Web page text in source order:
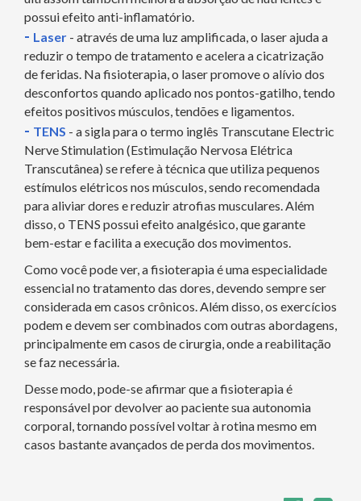
possui efeito anti-inflamatório.
- Laser - através de uma luz amplificada, o laser ajuda a
reduzir o tempo de tratamento e acelera a cicatrização
de feridas. Na fisioterapia, o laser promove o alívio dos
desconfortos quando aplicado nos pontos-gatilho, tendo
efeitos positivos músculos, tendões e ligamentos.
- TENS - a sigla para o termo inglês Transcutane Electric
Nerve Stimulation (Estimulação Nervosa Elétrica
Transcutânea) se refere à técnica que utiliza pequenos
estímulos elétricos nos músculos, sendo recomendada
para aliviar dores e reduzir atrofias musculares. Além
disso, o TENS possui efeito analgésico, que garante
bem-estar e facilita a execução dos movimentos.
Como você pode ver, a fisioterapia é uma especialidade
essencial no tratamento das dores, devendo sempre ser
considerada em casos crônicos. Além disso, os exercícios
podem e devem ser combinados com outras abordagens,
principalmente em casos de cirurgia, onde a reabilitação
se faz necessária.
Desse modo, pode-se afirmar que a fisioterapia é
responsável por devolver ao paciente sua autonomia
corporal, tornando possível voltar à rotina mesmo em
casos bastante avançados de perda dos movimentos.